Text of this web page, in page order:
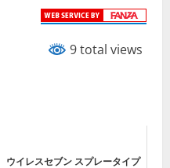
9 total views
ウイレスセブン スプレータイプ